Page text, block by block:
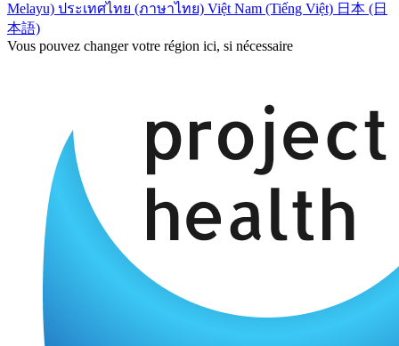
Melayu) ประเทศไทย (ภาษาไทย) Việt Nam (Tiếng Việt) 日本 (日
本語)
Vous pouvez changer votre région ici, si nécessaire